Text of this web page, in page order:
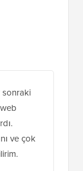
sonraki
ve çok